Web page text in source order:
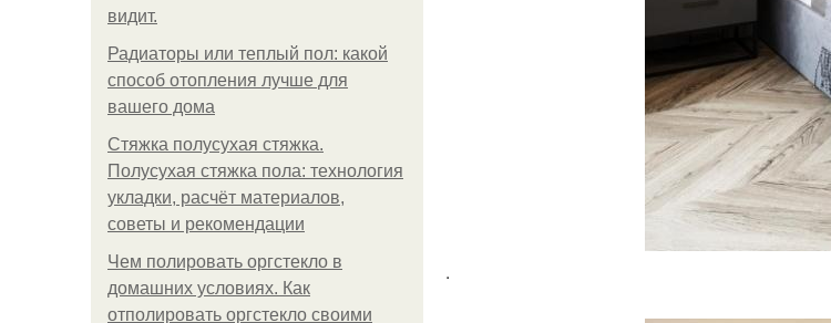
видит.
Радиаторы или теплый пол: какой
способ отопления лучше для
вашего дома
Стяжка полусухая стяжка.
Полусухая стяжка пола: технология
укладки, расчёт материалов,
советы и рекомендации
Чем полировать оргстекло в
домашних условиях. Как
отполировать оргстекло своими
.